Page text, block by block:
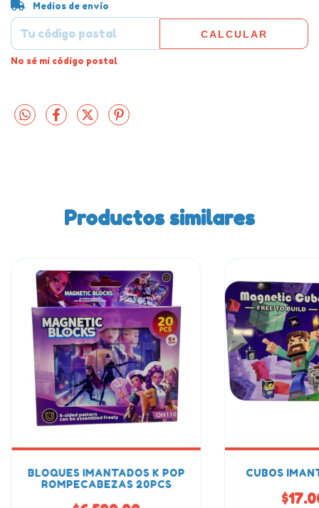
Medios de envío
CALCULAR
No sé mi código postal
Productos similares
BLOQUES IMANTADOS K POP
ROMPECABEZAS 20PCS
CUBOS